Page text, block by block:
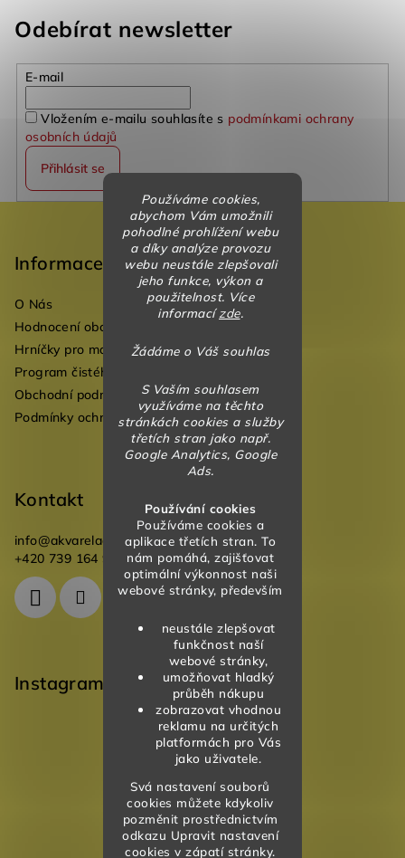
Používáme cookies,
abychom Vám umožnili
pohodlné prohlížení webu
a díky analýze provozu
webu neustále zlepšovali
jeho funkce, výkon a
použitelnost. Více
informacízde.
Žádáme o Váš souhlas
S Vaším souhlasem
využíváme na těchto
stránkách cookies a služby
třetích stran jako např.
Google Analytics, Google
Ads.
Používání cookies
Používáme cookies a
aplikace třetích stran. To
nám pomáhá, zajišťovat
optimální výkonnost naši
webové stránky, především
neustále zlepšovat
funkčnost naší
webové stránky,
umožňovat hladký
průběh nákupu
zobrazovat vhodnou
reklamu na určitých
platformách pro Vás
jako uživatele.
Svá nastavení souborů
cookies můžete kdykoliv
pozměnit prostřednictvím
odkazu Upravit nastavení
cookies v zápatí stránky.
Odebírat newsletter
E-mail
Vložením e-mailu souhlasíte s podmínkami ochrany
osobních údajů
Přihlásit se
Informace
O Nás
Hodnocení obchodu
Hrníčky pro mateřské školky
Program čistého vzduchu pro mateřské školy
Obchodní podmínky
Podmínky ochrany osobních údajů
Kontakt
info@akvareladesign.cz
+420 739 164 946
Instagram